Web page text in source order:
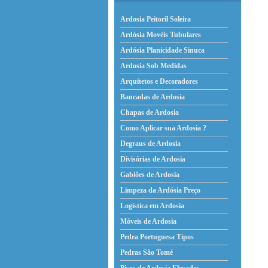
Ardosia Peitoril Soleira
Ardósia Movéis Tubulares
Ardósia Planicidade Sinuca
Ardosia Sob Medidas
Arquitetos e Decoradores
Bancadas de Ardosia
Chapas de Ardosia
Como Aplicar sua Ardosia ?
Degraus de Ardosia
Divisórias de Ardosia
Gabiões de Ardosia
Limpeza da Ardósia Preço
Logística em Ardosia
Móveis de Ardosia
Pedra Portuguesa Tipos
Pedras São Tomé